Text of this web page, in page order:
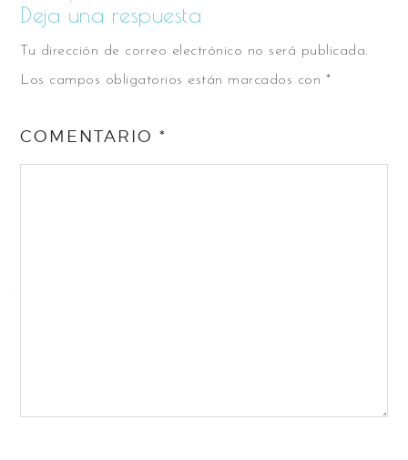
Deja una respuesta
Tu dirección de correo electrónico no será publicada.
Los campos obligatorios están marcados con *
COMENTARIO*